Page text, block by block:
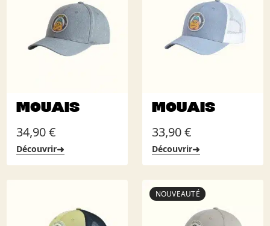
MOUAIS
34,90€
Découvrir➜
MOUAIS
33,90€
Découvrir➜
NOUVEAUTÉ